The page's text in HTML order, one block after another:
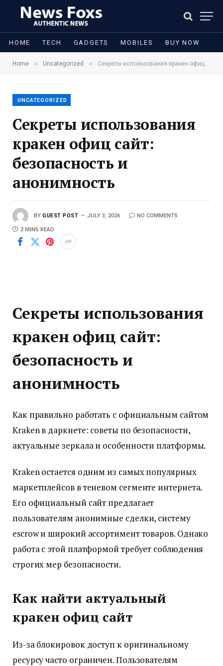
HOME TECH GADGETS MOBILES BUY NOW
Home » Uncategorized » Секреты использования кракен офиц сайт: безопасность и анонимность
UNCATEGORIZED
Секреты использования
кракен офиц сайт:
безопасность и
анонимность
BY GUEST POST JULY 3, 2026 NO COMMENTS
2 MINS READ
Секреты использования
кракен офиц сайт:
безопасность и
анонимность
Как правильно работать с официальным сайтом
Kraken в даркнете: советы по безопасности,
актуальные зеркала и особенности платформы.
Kraken остается одним из самых популярных
маркетплейсов в теневом сегменте интернета.
Его официальный сайт предлагает
пользователям анонимные сделки, систему
escrow и широкий ассортимент товаров. Однако
работа с этой платформой требует соблюдения
строгих мер безопасности.
Как найти актуальный
кракен офиц сайт
Из-за блокировок доступ к оригинальному
ресурсу часто ограничен. Пользователям